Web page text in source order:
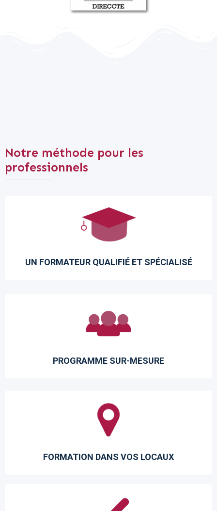
Notre méthode pour les
professionnels
UN FORMATEUR QUALIFIÉ ET SPÉCIALISÉ
PROGRAMME SUR-MESURE
FORMATION DANS VOS LOCAUX